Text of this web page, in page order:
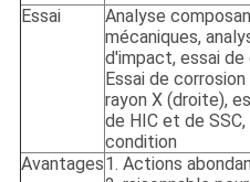
Essai
Analyse
mécaniques,
d'impact, essai
Essai de
rayon X (droite),
de HIC et de
condition
Avantages1. Actions